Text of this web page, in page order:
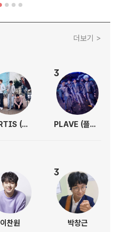
더보기 >
CORTIS (코르티스)
3
PLAVE (플레이브)
이찬원
3
박창근